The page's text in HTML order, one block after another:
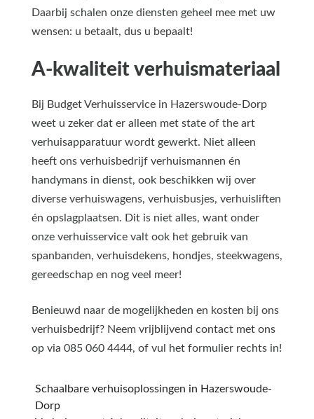
Daarbij schalen onze diensten geheel mee met uw
wensen: u betaalt, dus u bepaalt!
A-kwaliteit verhuismateriaal
Bij Budget Verhuisservice in Hazerswoude-Dorp
weet u zeker dat er alleen met state of the art
verhuisapparatuur wordt gewerkt. Niet alleen
heeft ons verhuisbedrijf verhuismannen én
handymans in dienst, ook beschikken wij over
diverse verhuiswagens, verhuisbusjes, verhuisliften
én opslagplaatsen. Dit is niet alles, want onder
onze verhuisservice valt ook het gebruik van
spanbanden, verhuisdekens, hondjes, steekwagens,
gereedschap en nog veel meer!
Benieuwd naar de mogelijkheden en kosten bij ons
verhuisbedrijf? Neem vrijblijvend contact met ons
op via 085 060 4444, of vul het formulier rechts in!
Schaalbare verhuisoplossingen in Hazerswoude-
Dorp